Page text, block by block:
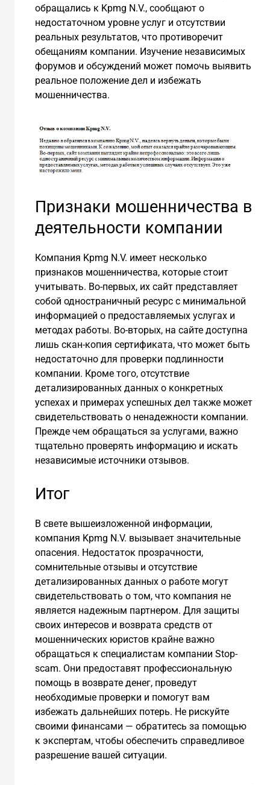
обращались к Kpmg N.V., сообщают о
недостаточном уровне услуг и отсутствии
реальных результатов, что противоречит
обещаниям компании. Изучение независимых
форумов и обсуждений может помочь выявить
реальное положение дел и избежать
мошенничества.
Признаки мошенничества в
деятельности компании
Компания Kpmg N.V. имеет несколько
признаков мошенничества, которые стоит
учитывать. Во-первых, их сайт представляет
собой одностраничный ресурс с минимальной
информацией о предоставляемых услугах и
методах работы. Во-вторых, на сайте доступна
лишь скан-копия сертификата, что может быть
недостаточно для проверки подлинности
компании. Кроме того, отсутствие
детализированных данных о конкретных
успехах и примерах успешных дел также может
свидетельствовать о ненадежности компании.
Прежде чем обращаться за услугами, важно
тщательно проверять информацию и искать
независимые источники отзывов.
Итог
В свете вышеизложенной информации,
компания Kpmg N.V. вызывает значительные
опасения. Недостаток прозрачности,
сомнительные отзывы и отсутствие
детализированных данных о работе могут
свидетельствовать о том, что компания не
является надежным партнером. Для защиты
своих интересов и возврата средств от
мошеннических юристов крайне важно
обращаться к специалистам компании Stop-
scam. Они предоставят профессиональную
помощь в возврате денег, проведут
необходимые проверки и помогут вам
избежать дальнейших потерь. Не рискуйте
своими финансами — обратитесь за помощью
к экспертам, чтобы обеспечить справедливое
разрешение вашей ситуации.